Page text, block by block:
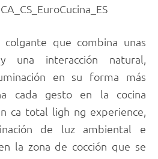
que combina unas
una interacción natural,
en su forma más
cada gesto en la cocina
ca total ligh ng experience,
de luz ambiental e
la zona de cocción que se